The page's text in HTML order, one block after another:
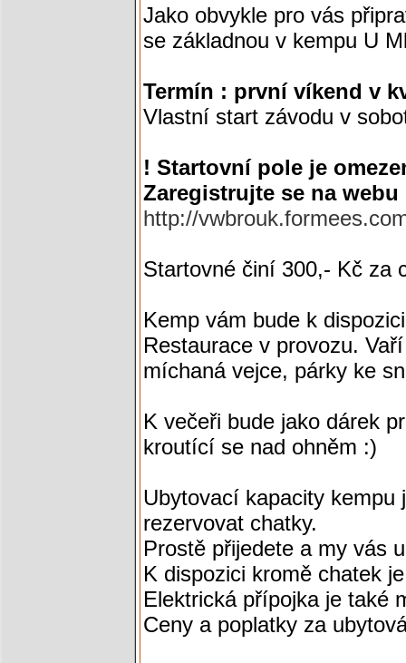
Jako obvykle pro vás
se základnou v kempu U
Termín : první víkend v
Vlastní start závodu v
! Startovní pole je
Zaregistrujte se na webu
http://
Startovné činí 300,- Kč za
Kemp vám bude k
Restaurace v provozu.
míchaná vejce, párky ke
K večeři bude jako dárek
kroutící se nad ohněm :)
Ubytovací kapacity kempu
rezervovat chatky.
Prostě přijedete a my vás
K dispozici kromě chatek
Elektrická přípojka je také
Ceny a poplatky za